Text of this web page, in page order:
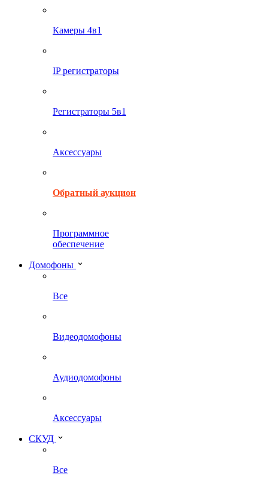
Камеры 4в1
IP регистраторы
Регистраторы 5в1
Аксессуары
Обратный аукцион
Программное
обеспечение
Домофоны
Все
Видеодомофоны
Аудиодомофоны
Аксессуары
СКУД
Все